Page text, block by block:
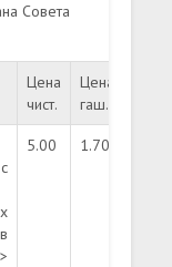
Совета
Цена
чист.
Цена
гаш.
5.00 1.70